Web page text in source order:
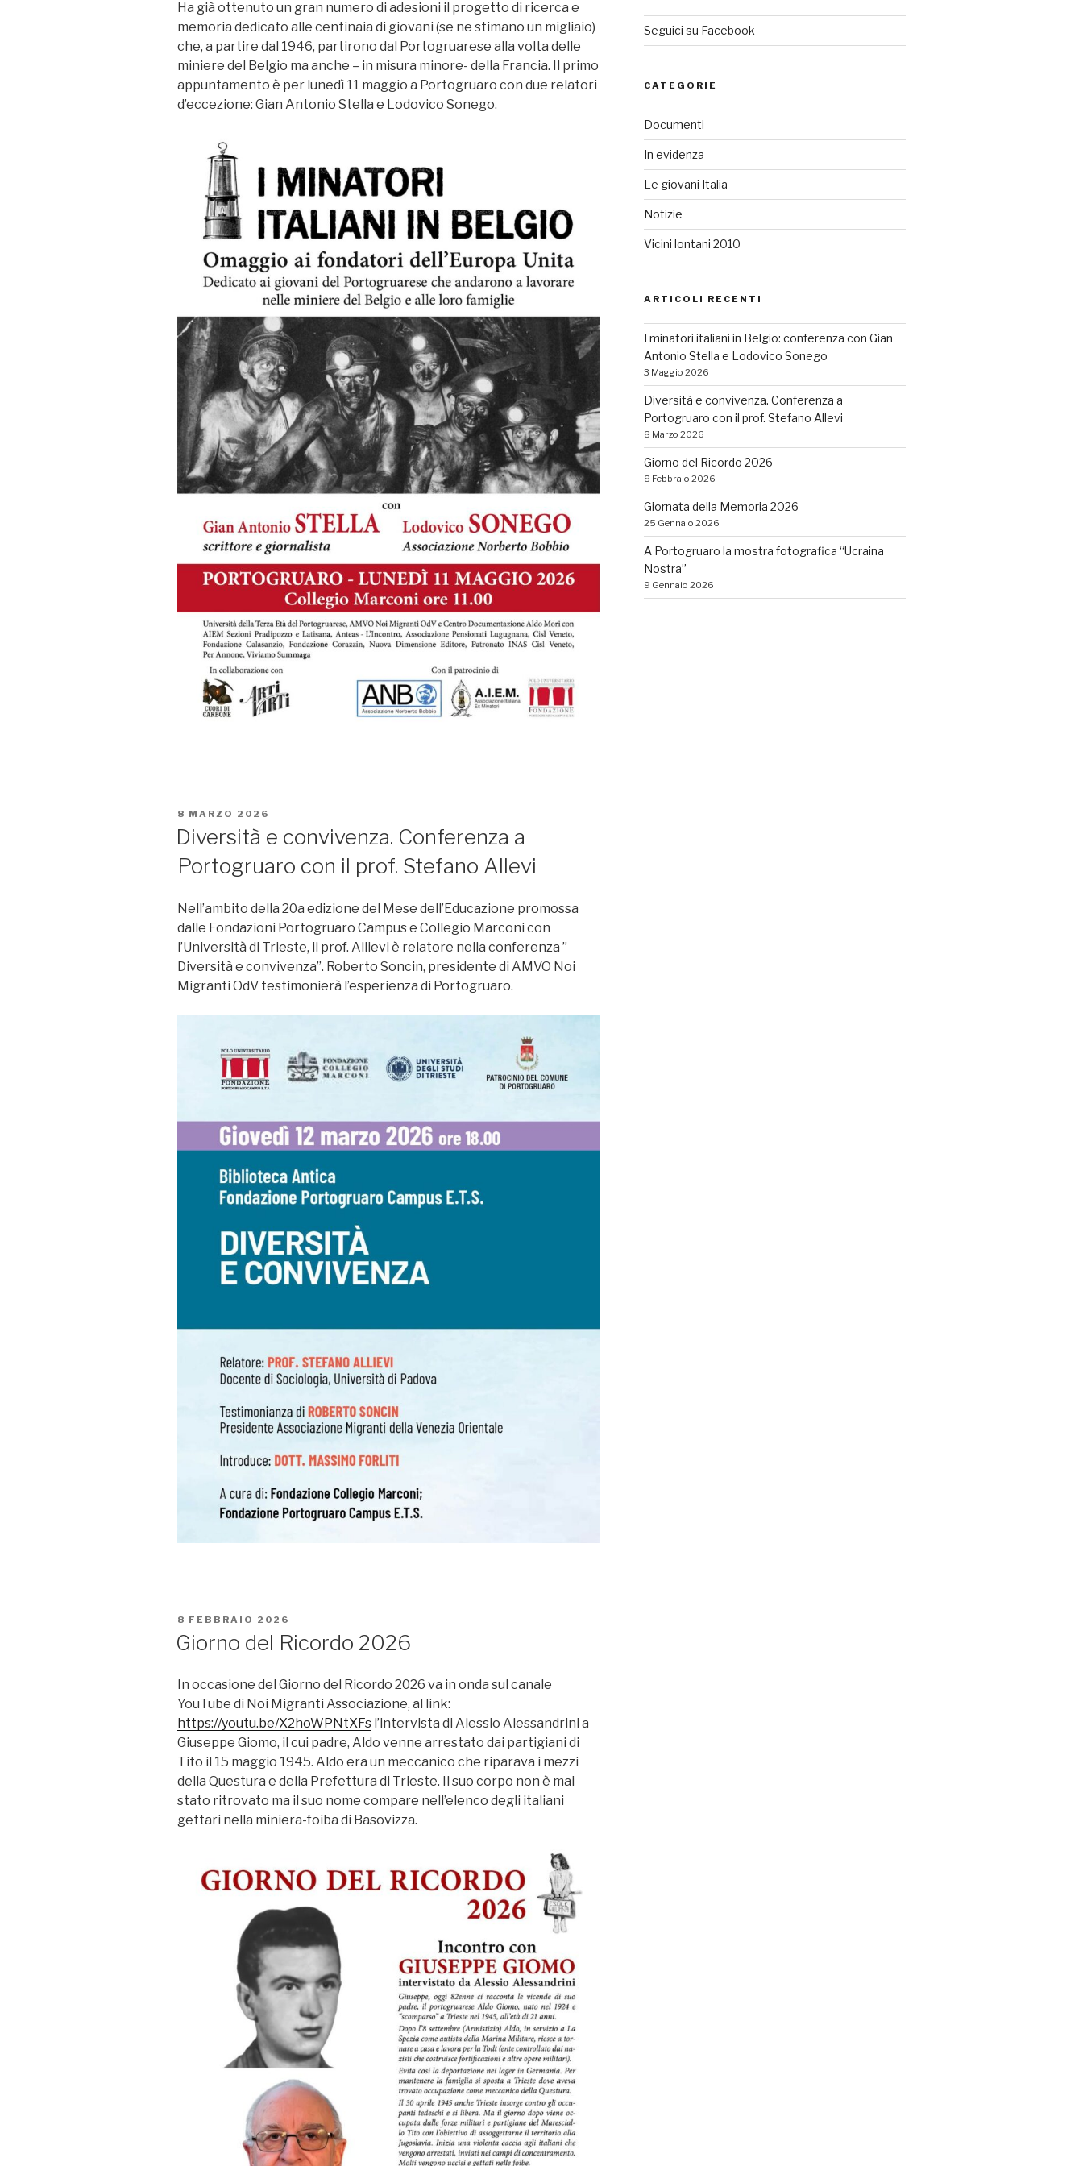
Ha già ottenuto un gran numero di adesioni il progetto di ricerca e
memoria dedicato alle centinaia di giovani (se ne stimano un migliaio)
che, a partire dal 1946, partirono dal Portogruarese alla volta delle
miniere del Belgio ma anche – in misura minore- della Francia. Il primo
appuntamento è per lunedì 11 maggio a Portogruaro con due relatori
d’eccezione: Gian Antonio Stella e Lodovico Sonego.
PUBBLICATO
IL
8 MARZO 2026
Diversità e convivenza. Conferenza a
Portogruaro con il prof. Stefano Allevi
Nell’ambito della 20a edizione del Mese dell’Educazione promossa
dalle Fondazioni Portogruaro Campus e Collegio Marconi con
l’Università di Trieste, il prof. Allievi è relatore nella conferenza ”
Diversità e convivenza”. Roberto Soncin, presidente di AMVO Noi
Migranti OdV testimonierà l’esperienza di Portogruaro.
PUBBLICATO
IL
8 FEBBRAIO 2026
Giorno del Ricordo 2026
In occasione del Giorno del Ricordo 2026 va in onda sul canale
YouTube di Noi Migranti Associazione, al link:
https://youtu.be/X2hoWPNtXFs l’intervista di Alessio Alessandrini a
Giuseppe Giomo, il cui padre, Aldo venne arrestato dai partigiani di
Tito il 15 maggio 1945. Aldo era un meccanico che riparava i mezzi
della Questura e della Prefettura di Trieste. Il suo corpo non è mai
stato ritrovato ma il suo nome compare nell’elenco degli italiani
gettari nella miniera-foiba di Basovizza.
Seguici su Facebook
CATEGORIE
Documenti
In evidenza
Le giovani Italia
Notizie
Vicini lontani 2010
ARTICOLI RECENTI
I minatori italiani in Belgio: conferenza con Gian
Antonio Stella e Lodovico Sonego
3 Maggio 2026
Diversità e convivenza. Conferenza a
Portogruaro con il prof. Stefano Allevi
8 Marzo 2026
Giorno del Ricordo 2026
8 Febbraio 2026
Giornata della Memoria 2026
25 Gennaio 2026
A Portogruaro la mostra fotografica “Ucraina
Nostra”
9 Gennaio 2026